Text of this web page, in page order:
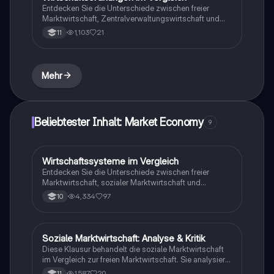
Entdecken Sie die Unterschiede zwischen freier
Marktwirtschaft, Zentralverwaltungswirtschaft und
sozialer Marktwirtschaft. Diese Zusammenfassung
behandelt die Vor- und Nachteile sowie die
Studierende, die ein tiefes Verständnis der
Marktmechanismen und staatlichen Eingriffe in die
Wirtschaft erlangen möchten.
11 1,103 21
Mehr
Beliebtester Inhalt: Market Economy 9
Wirtschaft und Recht
Wirtschaftssysteme im Vergleich
Entdecken Sie die Unterschiede zwischen freier
Marktwirtschaft, sozialer Marktwirtschaft und
Zentralverwaltungswirtschaft. Dieser Lernzettel bietet
eine umfassende Analyse der Merkmale, Vor- und
Stabilität. Ideal für Studierende der
Wirtschaftswissenschaften.
10 4,334 97
Wirtschaft und Recht
Soziale Marktwirtschaft: Analyse & Kritik
Diese Klausur behandelt die soziale Marktwirtschaft
im Vergleich zur freien Marktwirtschaft. Sie analysiert
die Rolle des Staates, die Notwendigkeit von